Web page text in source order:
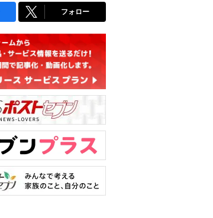
フォロー